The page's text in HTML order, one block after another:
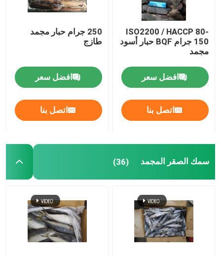
ISO2200 / HACCP 80-
150 جرام BQF حبار أسود
مجمد
افضل سعر
اتصل بنا
250 جرام حبار مجمد
طازج
افضل سعر
اتصل بنا
سمك الصقر المجمد (36)